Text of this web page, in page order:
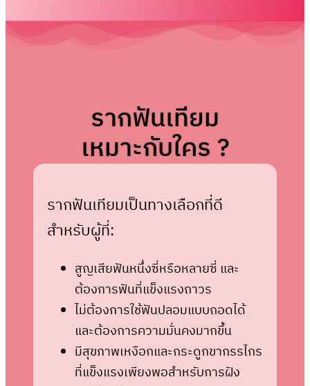
รากฟันเทียม
เหมาะกับใคร ?
รากฟันเทียมเป็นทางเลือกที่ดี
สำหรับผู้ที่:
สูญเสียฟันหนึ่งซี่หรือหลายซี่ และ
ต้องการฟันที่แข็งแรงถาวร
ไม่ต้องการใช้ฟันปลอมแบบถอดได้
และต้องการความมั่นคงมากขึ้น
มีสุขภาพเหงือกและกระดูกขากรรไกร
ที่แข็งแรงเพียงพอสำหรับการฝัง